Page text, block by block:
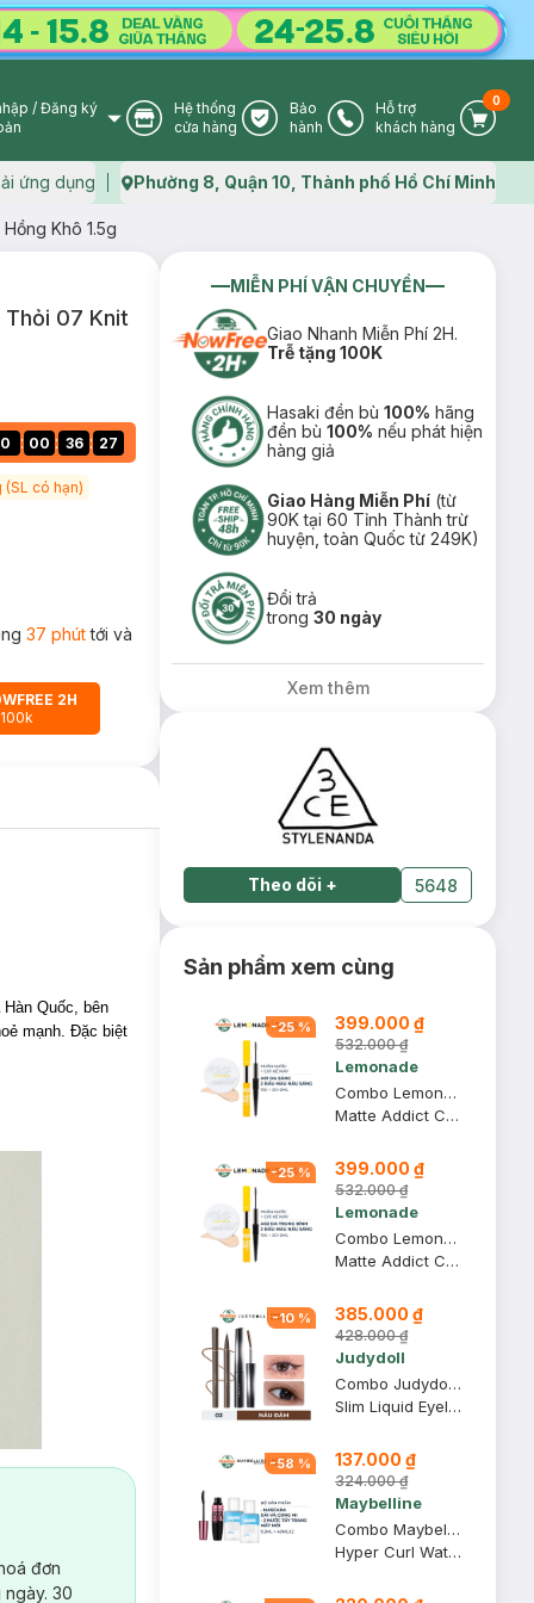
User Icon
/ Đăng ký
Store Icon
Hệ thống
cửa hàng
Warranty Icon
Bảo
hành
Phone Icon
Hỗ trợ
khách hàng
Cart
0
ứng dụng Map icon
Phường 8, Quận 10, Thành phố Hồ Chí Minh
Khô 1.5g
Thỏi 07 Knit
0 : 00 : 36 : 26
(SL có hạn)
37 phúttới và
2H
Hàn Quốc, bên
mạnh. Đặc biệt
đơn
30
MIỄN PHÍ VẬN CHUYỂN
Giao Nhanh Miễn Phí 2H.
Trễ tặng 100K
Hasaki đền bù100% hãng
đền bù100% nếu phát hiện
hàng giả
Giao Hàng Miễn Phí (từ
90K tại 60 Tỉnh Thành trừ
huyện, toàn Quốc từ 249K)
Đổi trả
trong30 ngày
Xem thêm
Theo dõi + 5648
Sản phẩm xem cùng
-25% 399.000 ₫
532.000 ₫
Lemonade
Combo Lemonade Phấn Nước A01 Light 15g + Chì Kẻ Mày 2 Đầu 02 Nâu Sáng 2g+2ml
Matte Addict Cushion + Want It Got It Dual Eyebrow #02 Natural Brown
-25% 399.000 ₫
532.000 ₫
Lemonade
Combo Lemonade Phấn Nước A02 Natural 15g + Chì Kẻ Mày 2 Đầu 02 Nâu Sáng 2g+2ml
Matte Addict Cushion + Want It Got It Dual Eyebrow #02 Natural Brown
-10 % 385.000 ₫
428.000 ₫
Judydoll
Combo Judydoll Bút Kẻ Mắt Nước Siêu Mảnh 02 Nâu 0.4g + Mascara Đầu Siêu Cong 6 Độ 02 Nâu 2g
Slim Liquid Eyeliner + Curling Iron Mascara - 6° Curling Design
-58 % 137.000 ₫
324.000 ₫
Maybelline
Combo Maybelline Mascara Dài Và Cong Mi 9.2ml + 2 Nước Tẩy Trang Mắt Môi 40ml
Hyper Curl Waterproof Mascara + Lip & Eyes Make Up Remover